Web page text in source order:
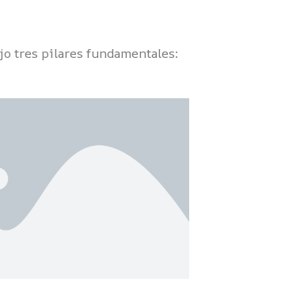
tres pilares fundamentales: